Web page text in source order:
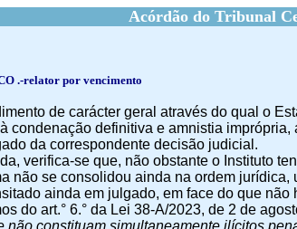
Acórdão do Tribunal
.-relator por vencimento
de carácter geral através do qual o
condenação definitiva e amnistia
da correspondente decisão judicial.
verifica-se que, não obstante o Instituto
não se consolidou ainda na ordem
ainda em julgado, em face do que
do art.° 6.° da Lei 38-A/2023, de 2 de
não constituam simultaneamente ilícitos